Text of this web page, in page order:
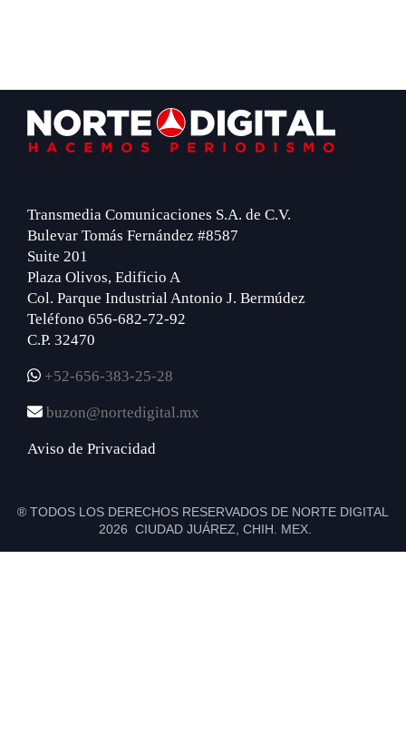
Footer
Transmedia Comunicaciones S.A. de C.V.
Bulevar Tomás Fernández #8587
Suite 201
Plaza Olivos, Edificio A
Col. Parque Industrial Antonio J. Bermúdez
Teléfono 656-682-72-92
C.P. 32470
+52-656-383-25-28
buzon@nortedigital.mx
Aviso de Privacidad
® TODOS LOS DERECHOS RESERVADOS DE NORTE DIGITAL
2026 CIUDAD JUÁREZ, CHIH. MEX.